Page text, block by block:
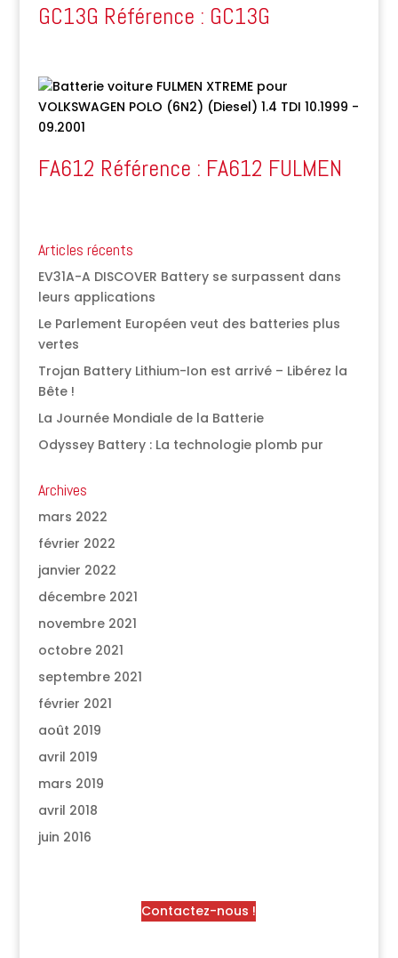
GC13G Référence : GC13G
FA612 Référence : FA612 FULMEN
Articles récents
EV31A-A DISCOVER Battery se surpassent dans
leurs applications
Le Parlement Européen veut des batteries plus
vertes
Trojan Battery Lithium-Ion est arrivé – Libérez la
Bête !
La Journée Mondiale de la Batterie
Odyssey Battery : La technologie plomb pur
Archives
mars 2022
février 2022
janvier 2022
décembre 2021
novembre 2021
octobre 2021
septembre 2021
février 2021
août 2019
avril 2019
mars 2019
avril 2018
juin 2016
Contactez-nous !